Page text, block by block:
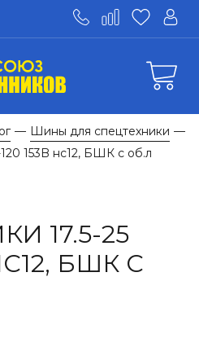
— Шины для спецтехники —
153B нс12, БШК с об.л
17.5-25
БШК С